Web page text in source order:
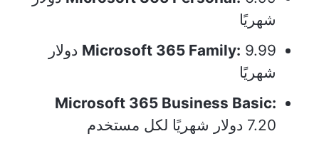
شهريًا
Microsoft 365 Family: 9.99 دولار
شهريًا
Microsoft 365 Business Basic:
7.20 دولار شهريًا لكل مستخدم